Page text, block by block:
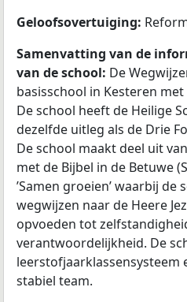
Geloofsovertuiging:
Samenvatting van de
van de school: De
basisschool in Kesteren
De school heeft de Heilige
dezelfde uitleg als de Drie
De school maakt deel uit
met de Bijbel in de Betuwe
’Samen groeien’ waarbij
wegwijzen naar de Heere
opvoeden tot
verantwoordelijkheid. De
leerstofjaarklassensysteem
stabiel team.